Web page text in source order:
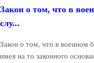
Закон о том, что в
слу...
Закон о том, что в военном
имея на то законного